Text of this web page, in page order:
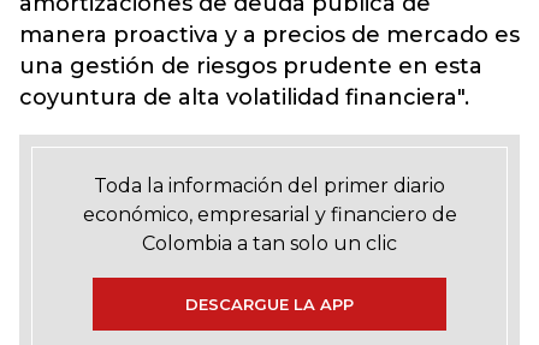
manera proactiva y a precios de mercado es
una gestión de riesgos prudente en esta
coyuntura de alta volatilidad financiera".
Toda la información del primer diario
económico, empresarial y financiero de
Colombia a tan solo un clic
DESCARGUE LA APP